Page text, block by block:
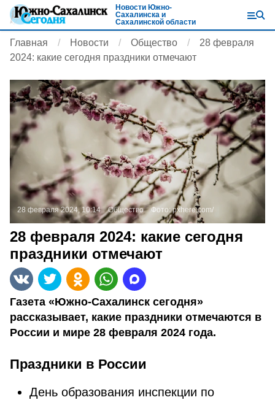
Новости Южно-
Сахалинска и
Сахалинской области
Главная Новости Общество
28 февраля
2024: какие сегодня праздники отмечают
28 февраля 2024, 10:14 Общество Фото:pxhere.com/
28 февраля 2024: какие сегодня
праздники отмечают
Газета «Южно-Сахалинск сегодня»
рассказывает, какие праздники отмечаются в
России и мире 28 февраля 2024 года.
Праздники в России
День образования инспекции по